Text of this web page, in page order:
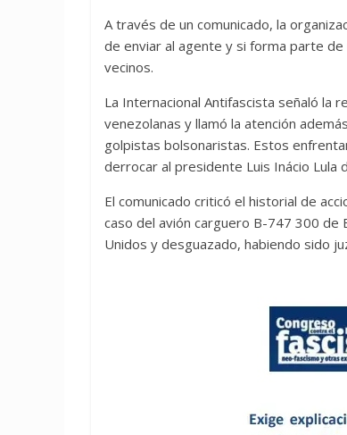
A través de un comunicado, la
de enviar al agente y si forma parte
vecinos.
La Internacional Antifascista señaló la
venezolanas y llamó la atención
golpistas bolsonaristas. Estos
derrocar al presidente Luis Inácio Lula
El comunicado criticó el historial de
caso del avión carguero B-747 300 de
Unidos y desguazado, habiendo sido